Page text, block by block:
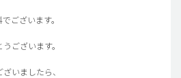
ございます。
ございます。
いましたら、